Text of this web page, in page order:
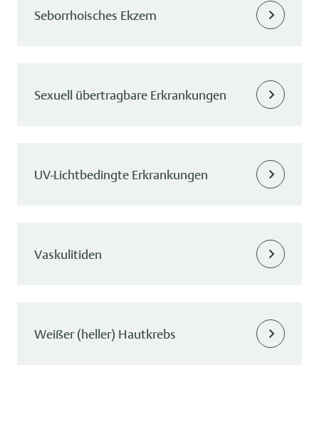
Seborrhoisches Ekzem
Sexuell übertragbare Erkrankungen
UV-Lichtbedingte Erkrankungen
Vaskulitiden
Weißer (heller) Hautkrebs